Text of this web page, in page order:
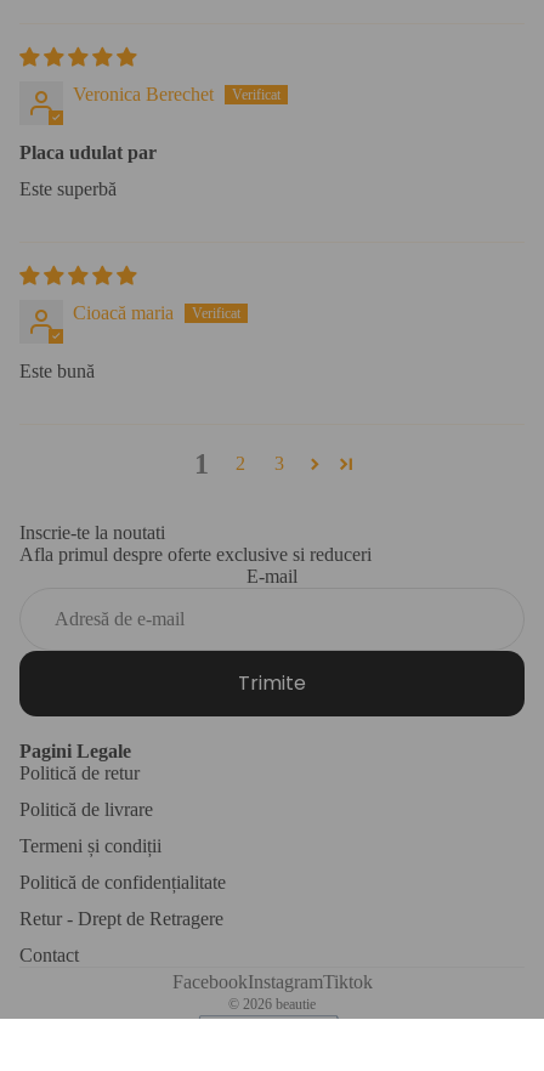
Veronica Berechet
Placa udulat par
Este superbă
Cioacă maria
Este bună
1 2 3
Inscrie-te la noutati
Afla primul despre oferte exclusive si reduceri
E-mail
Trimite
Pagini Legale
Politică de retur
Politică de livrare
Termeni și condiții
Politică de confidențialitate
Retur - Drept de Retragere
Contact
FacebookInstagramTiktok
© 2026 beautie